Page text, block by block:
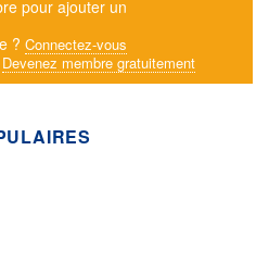
pour ajouter un
? Connectez-vous
Devenez membre gratuitement